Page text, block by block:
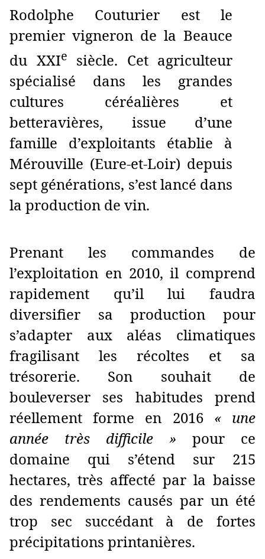
Rodolphe Couturier est le
premier vigneron de la Beauce
du XXIe
siècle. Cet agriculteur
spécialisé dans les grandes
cultures céréalières et
betteravières, issue d’une
famille d’exploitants établie à
Mérouville (Eure-et-Loir) depuis
sept générations, s’est lancé dans
la production de vin.
Prenant les commandes de
l’exploitation en 2010, il comprend
rapidement qu’il lui faudra
diversifier sa production pour
s’adapter aux aléas climatiques
fragilisant les récoltes et sa
trésorerie. Son souhait de
bouleverser ses habitudes prend
réellement forme en 2016 « une
année très difficile » pour ce
domaine qui s’étend sur 215
hectares, très affecté par la baisse
des rendements causés par un été
trop sec succédant à de fortes
précipitations printanières.